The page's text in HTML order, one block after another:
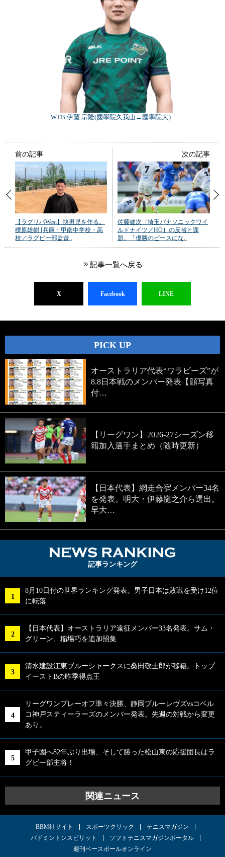
WTB 伊藤 宗隆(國學院久我山→國學院大）
前の記事
【ラグリパWest】快男児を作る。
櫟原雄樹 [兵庫・甲南中学校・高
校／ラグビー部監督..
次の記事
佐藤健次［埼玉パナソニックワイ
ルドナイツ／HO］の反省と課
題。「優勝のピースにな..
記事一覧へ戻る
X Facebook LINE
PICK UP
オーストラリア代表“ワラビーズ”が
8.8日本戦のメンバー発表【顔写真
付…
【リーグワン】2026-27シーズン移
籍加入選手まとめ（随時更新）
【日本代表】網走合宿メンバー34名
を発表。明大・伊藤龍之介ら選出。
早大…
記事ランキング
8月10日付の世界ランキング発表。男子日本は敗戦を受け12位
に転落
【日本代表】オーストラリア遠征メンバー33名発表。サム・
グリーン、稲場巧を追加招集
清水建設江東ブルーシャークスに桑田敬士郎が移籍。トップ
イーストBの昨季得点王
リーグワンプレーオフ準々決勝、静岡ブルーレヴズvsコベル
コ神戸スティーラーズのメンバー発表。先週の対戦から変更
あり。
甲子園へ82年ぶり出場、そして勝った松山東の応援団長はラ
グビー部主将！
関連ニュース
BBM社サイト スポーツクリック
テニスマガジン
バドミントンスピリット
ソフトテニスマガジンポータル
週刊ベースボールオンライン